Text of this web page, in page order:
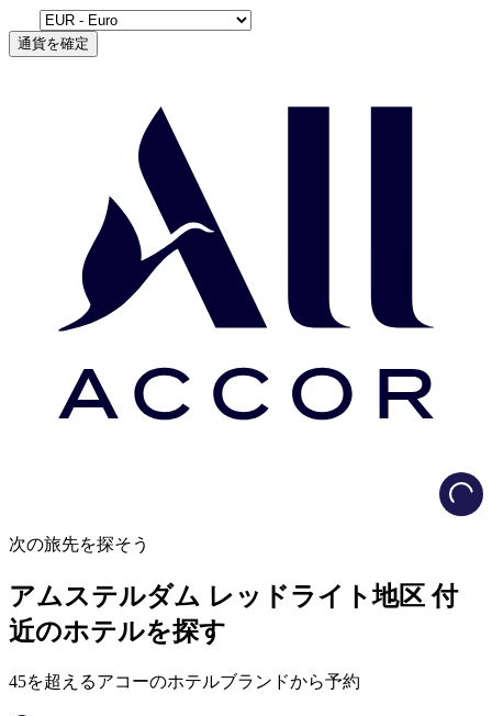
通貨を確定
次の旅先を探そう
アムステルダム レッドライト地区 付
近のホテルを探す
45を超えるアコーのホテルブランドから予約